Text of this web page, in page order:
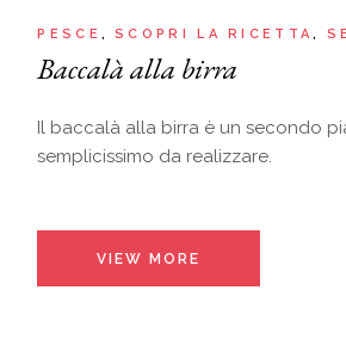
PESCE SCOPRI LA RICETTA
Baccalà alla birra
Il baccalà alla birra è un secondo
semplicissimo da realizzare.
VIEW MORE